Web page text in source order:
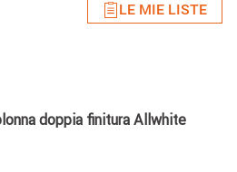
LE MIE LISTE
doppia finitura Allwhite